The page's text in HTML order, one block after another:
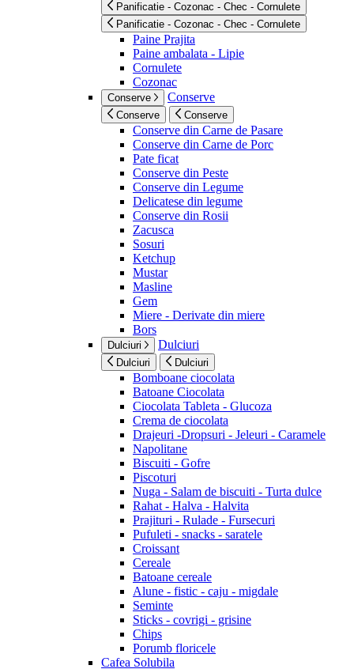
Panificatie - Cozonac - Chec - Cornulete
Panificatie - Cozonac - Chec - Cornulete
Paine Prajita
Paine ambalata - Lipie
Cornulete
Cozonac
Conserve Conserve
Conserve Conserve
Conserve din Carne de Pasare
Conserve din Carne de Porc
Pate ficat
Conserve din Peste
Conserve din Legume
Delicatese din legume
Conserve din Rosii
Zacusca
Sosuri
Ketchup
Mustar
Masline
Gem
Miere - Derivate din miere
Bors
Dulciuri Dulciuri
Dulciuri Dulciuri
Bomboane ciocolata
Batoane Ciocolata
Ciocolata Tableta - Glucoza
Crema de ciocolata
Drajeuri -Dropsuri - Jeleuri - Caramele
Napolitane
Biscuiti - Gofre
Piscoturi
Nuga - Salam de biscuiti - Turta dulce
Rahat - Halva - Halvita
Prajituri - Rulade - Fursecuri
Pufuleti - snacks - saratele
Croissant
Cereale
Batoane cereale
Alune - fistic - caju - migdale
Seminte
Sticks - covrigi - grisine
Chips
Porumb floricele
Cafea Solubila